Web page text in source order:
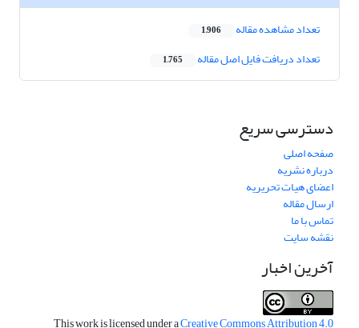
تعداد مشاهده مقاله 1,906
تعداد دریافت فایل اصل مقاله 1,765
دسترسی سریع
صفحه اصلی
درباره نشریه
اعضای هیات تحریریه
ارسال مقاله
تماس با ما
نقشه سایت
آخرین اخبار